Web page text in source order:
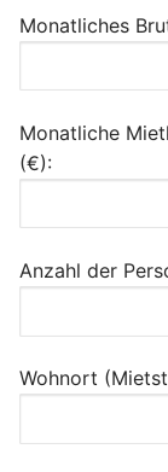
Monatliches
Monatliche
(€):
Anzahl der
Wohnort